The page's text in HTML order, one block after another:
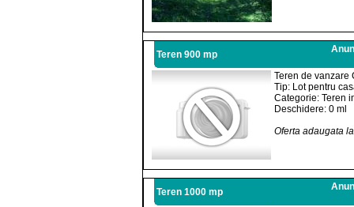
Teren 900 mp
Teren de vanzare
Tip: Lot pentru
Categorie: Teren
Deschidere: 0 ml
Oferta adaugata
Teren 1000 mp